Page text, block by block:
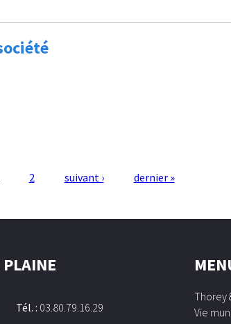
2 suivant › dernier »
Tél. : 03.80.79.16.29
Thorey
Vie